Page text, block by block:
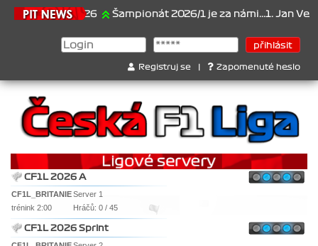
21.6.2026 Šampionát 2026/1 je za námi...1. Jan Veselý ,
Registruj se Zapomenuté heslo
CF1L 2026 A
CF1L_BRITANIEServer 1
trénink 2:00
Hráčů: 0 / 45
CF1L 2026 Sprint